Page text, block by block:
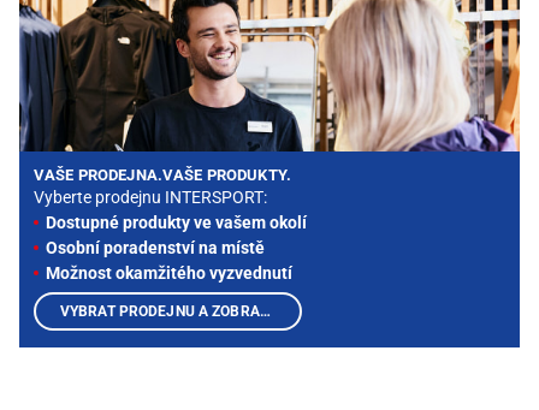
VAŠE PRODEJNA.VAŠE PRODUKTY.
Vyberte prodejnu INTERSPORT:
Dostupné produkty ve vašem okolí
Osobní poradenství na místě
Možnost okamžitého vyzvednutí
VYBRAT PRODEJNU A ZOBRAZIT PRODUKTY